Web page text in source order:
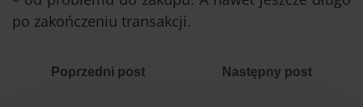
po zakończeniu transakcji.
Poprzedni post Następny post